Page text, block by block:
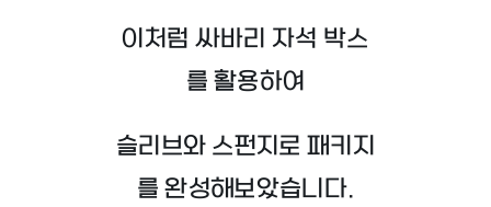
이처럼 싸바리 자석 박스
를 활용하여
슬리브와 스펀지로 패키지
를 완성해보았습니다.